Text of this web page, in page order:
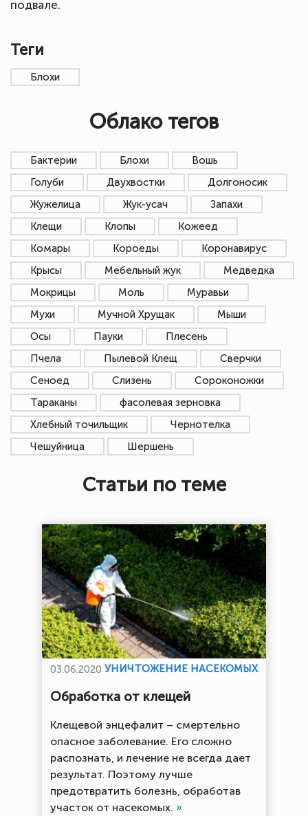
подвале.
Теги
Блохи
Облако тегов
Бактерии Блохи
Вошь
Голуби
Двухвостки
Долгоносик
Жужелица
Жук-усач
Запахи
Клещи
Клопы
Кожеед
Комары
Короеды
Коронавирус
Крысы
Мебельный жук
Медведка
Мокрицы
Моль
Муравьи
Мухи
Мучной Хрущак
Мыши
Осы
Пауки
Плесень
Пчела
Пылевой Клещ
Сверчки
Сеноед
Слизень
Сороконожки
Тараканы
фасолевая зерновка
Хлебный точильщик
Чернотелка
Чешуйница
Шершень
Статьи по теме
03.06.2020 УНИЧТОЖЕНИЕ НАСЕКОМЫХ
Обработка от клещей
Клещевой энцефалит – смертельно
опасное заболевание. Его сложно
распознать, и лечение не всегда дает
результат. Поэтому лучше
предотвратить болезнь, обработав
участок от насекомых. »